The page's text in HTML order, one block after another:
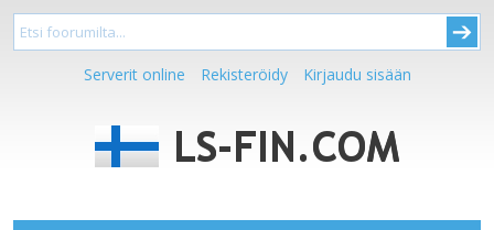
Serverit online Rekisteröidy Kirjaudu sisään